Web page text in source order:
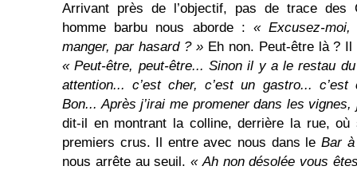
Arrivant près de l’objectif, pas de trace des
homme barbu nous aborde : « Excusez-
manger, par hasard ? »Eh non. Peut-être là ? Il
« Peut-être, peut-être... Sinon il y a le restau
attention... c’est cher, c’est un gastro...
Bon... Après j’irai me promener dans les
dit-il en montrant la colline, derrière la rue, où
premiers crus. Il entre avec nous dans le Bar
nous arrête au seuil. « Ah non désolée vous